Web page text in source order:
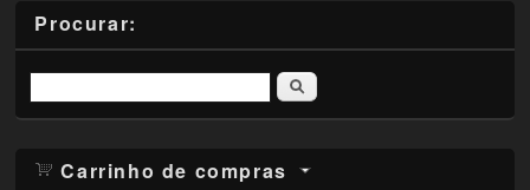
Procurar:
Pesquisar
Carrinho de compras